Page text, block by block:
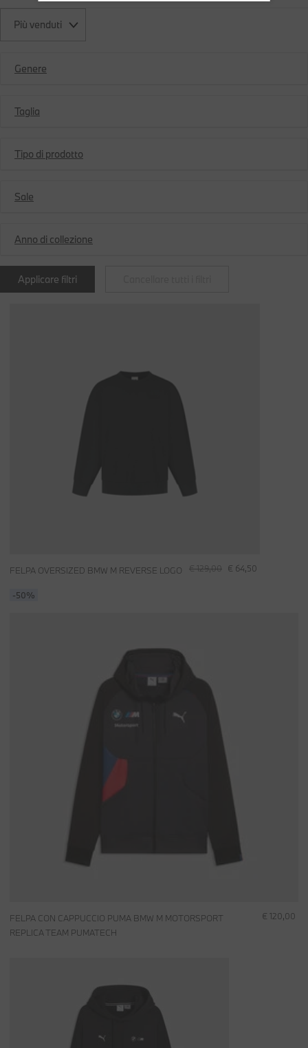
Più venduti
Genere
Taglia
Tipo di prodotto
Sale
Anno di collezione
Applicare filtri
€ 129,00 € 64,50
FELPA OVERSIZED BMW M REVERSE LOGO
-50%
€ 120,00
FELPA CON CAPPUCCIO PUMA BMW M MOTORSPORT
REPLICA TEAM PUMATECH